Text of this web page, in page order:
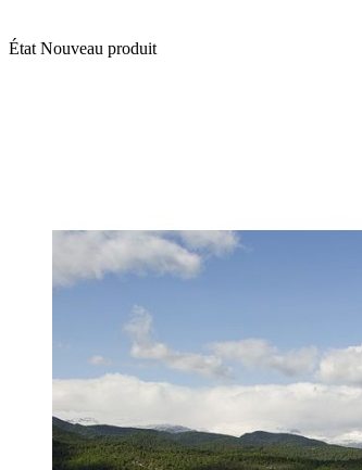
État Nouveau produit